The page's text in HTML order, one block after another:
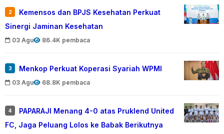
2
Kemensos dan BPJS Kesehatan Perkuat
Sinergi Jaminan Kesehatan
03 Agu 86.4K pembaca
3 Menkop Perkuat Koperasi Syariah WPMI
03 Agu 68.8K pembaca
4
PAPARAJI Menang 4-0 atas Pruklend United
FC, Jaga Peluang Lolos ke Babak Berikutnya